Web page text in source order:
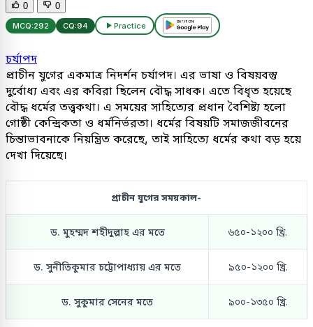
0 0
MCQ:292 CQ:94 Practice
চর্যাপদ
প্রাচীন যুগের একমাত্র নিদর্শন চর্যাপদ। এর ভাষা ও বিষয়বস্তু
দুর্বোধ্য এবং এর কবিরা ছিলেন বৌদ্ধ সাধক। এতে বিধৃত হয়েছে
বৌদ্ধ ধর্মের তত্ত্বকথা। এ সময়ের সাহিত্যের প্রধান বৈশিষ্ট্য হলো
গোষ্ঠী কেন্দ্রিকতা ও ধর্মনির্ভরতা। ধর্মের বিষয়টি সমাজজীবনের
চিন্তাভাবনাকে নিয়ন্ত্রিত করেছে, তাই সাহিত্যে ধর্মের কথা বড় হয়ে
দেখা দিয়েছে।
প্রাচীন যুগের সময়কাল-
ড. মুহম্মদ শহীদুল্লাহ এর মতে ৬৫০-১২০০ খ্রি.
ড. সুনীতিকুমার চট্টোপাধ্যায় এর মতে ৯৫০-১২০০ খ্রি.
ড. সুকুমার সেনের মতে ৯০০-১৩৫০ খ্রি.